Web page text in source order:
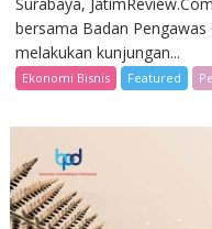
bersama Badan
melakukan kunjungan...
Ekonomi Bisnis Featured